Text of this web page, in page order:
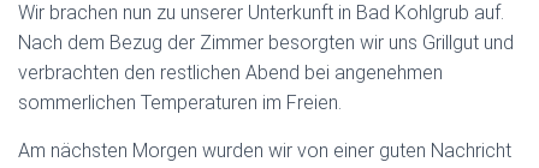
Wir brachen nun zu unserer Unterkunft in Bad Kohlgrub auf.
Nach dem Bezug der Zimmer besorgten wir uns Grillgut und
verbrachten den restlichen Abend bei angenehmen
sommerlichen Temperaturen im Freien.
Am nächsten Morgen wurden wir von einer guten Nachricht